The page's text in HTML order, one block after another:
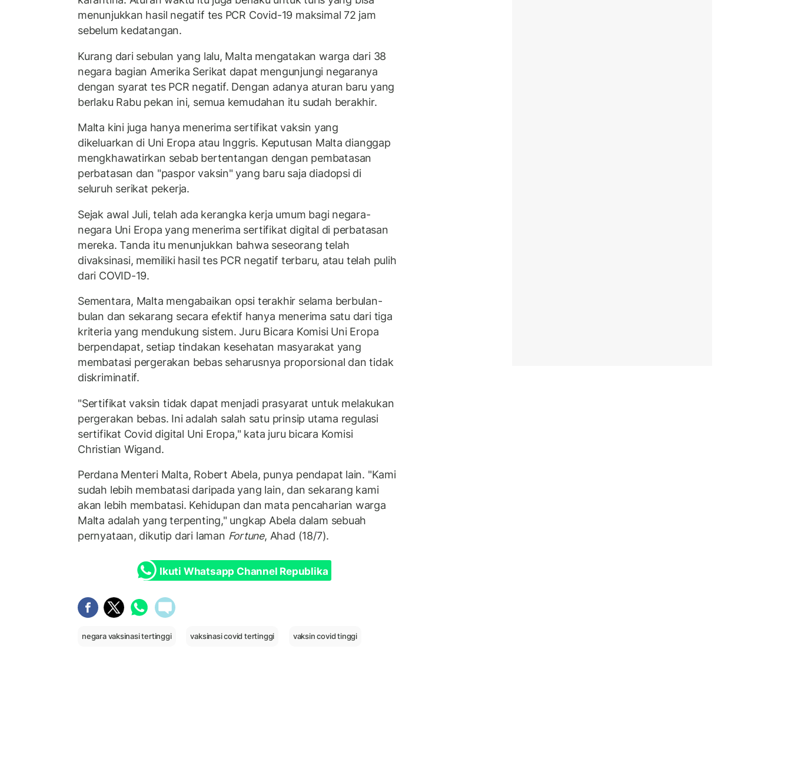
menunjukkan hasil negatif tes PCR Covid-19 maksimal 72 jam
sebelum kedatangan.
Kurang dari sebulan yang lalu, Malta mengatakan warga dari 38
negara bagian Amerika Serikat dapat mengunjungi negaranya
dengan syarat tes PCR negatif. Dengan adanya aturan baru yang
berlaku Rabu pekan ini, semua kemudahan itu sudah berakhir.
Malta kini juga hanya menerima sertifikat vaksin yang
dikeluarkan di Uni Eropa atau Inggris. Keputusan Malta dianggap
mengkhawatirkan sebab bertentangan dengan pembatasan
perbatasan dan "paspor vaksin" yang baru saja diadopsi di
seluruh serikat pekerja.
Sejak awal Juli, telah ada kerangka kerja umum bagi negara-
negara Uni Eropa yang menerima sertifikat digital di perbatasan
mereka. Tanda itu menunjukkan bahwa seseorang telah
divaksinasi, memiliki hasil tes PCR negatif terbaru, atau telah pulih
dari COVID-19.
Sementara, Malta mengabaikan opsi terakhir selama berbulan-
bulan dan sekarang secara efektif hanya menerima satu dari tiga
kriteria yang mendukung sistem. Juru Bicara Komisi Uni Eropa
berpendapat, setiap tindakan kesehatan masyarakat yang
membatasi pergerakan bebas seharusnya proporsional dan tidak
diskriminatif.
"Sertifikat vaksin tidak dapat menjadi prasyarat untuk melakukan
pergerakan bebas. Ini adalah salah satu prinsip utama regulasi
sertifikat Covid digital Uni Eropa," kata juru bicara Komisi
Christian Wigand.
Perdana Menteri Malta, Robert Abela, punya pendapat lain. "Kami
sudah lebih membatasi daripada yang lain, dan sekarang kami
akan lebih membatasi. Kehidupan dan mata pencaharian warga
Malta adalah yang terpenting," ungkap Abela dalam sebuah
pernyataan, dikutip dari laman Fortune, Ahad (18/7).
Ikuti Whatsapp Channel Republika
negara vaksinasi tertinggi vaksinasi covid tertinggi vaksin covid tinggi